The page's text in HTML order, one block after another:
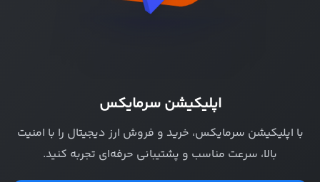
اپلیکیشن سرمایکس
با اپلیکیشن سرمایکس، خرید و فروش ارز دیجیتال را با امنیت
بالا، سرعت مناسب و پشتیبانی حرفه‌ای تجربه کنید.